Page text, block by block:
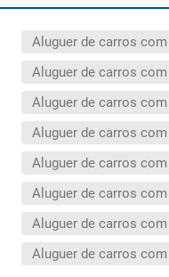
Aluguer de carros
Aluguer de carros
Aluguer de carros
Aluguer de carros
Aluguer de carros
Aluguer de carros
Aluguer de carros
Aluguer de carros